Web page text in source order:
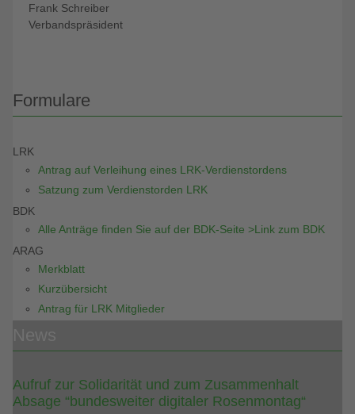
Frank Schreiber
Verbandspräsident
Formulare
LRK
Antrag auf Verleihung eines LRK-Verdienstordens
Satzung zum Verdienstorden LRK
BDK
Alle Anträge finden Sie auf der BDK-Seite >Link zum BDK
ARAG
Merkblatt
Kurzübersicht
Antrag für LRK Mitglieder
Aufruf zur Solidarität und zum Zusammenhalt
Absage “bundesweiter digitaler Rosenmontag“